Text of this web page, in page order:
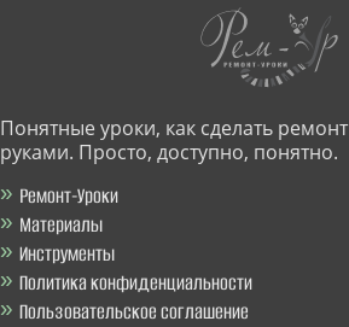
Понятные уроки, как сделать
руками. Просто, доступно, понятно.
Ремонт-Уроки
Материалы
Инструменты
Политика конфиденциальности
Пользовательское соглашение